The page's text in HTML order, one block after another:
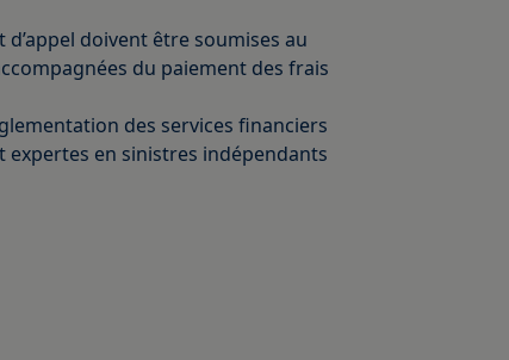
doivent être soumises au
du paiement des frais
des services financiers
expertes en sinistres indépendants